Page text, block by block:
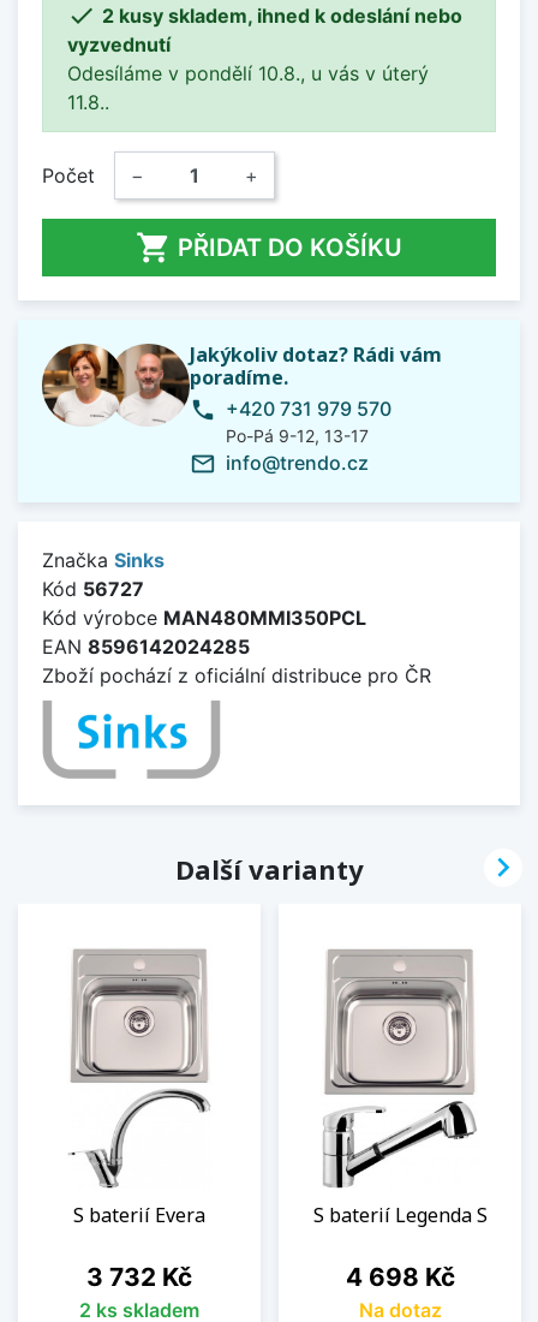
 2 kusy skladem, ihned k odeslání nebo
vyzvednutí
Odesíláme v pondělí 10.8., u vás v úterý
11.8..
Počet − +
 PŘIDAT DO KOŠÍKU
Jakýkoliv dotaz? Rádi vám
poradíme.
phone +420 731 979 570
Po-Pá 9-12, 13-17
mail_outline info@trendo.cz
Značka Sinks
Kód 56727
Kód výrobce MAN480MMI350PCL
EAN 8596142024285
Zboží pochází z oficiální distribuce pro ČR
Další varianty
S baterií Evera
Cena
3 732 Kč
2 ks skladem
S baterií Legenda S
Cena
4 698 Kč
Na dotaz
